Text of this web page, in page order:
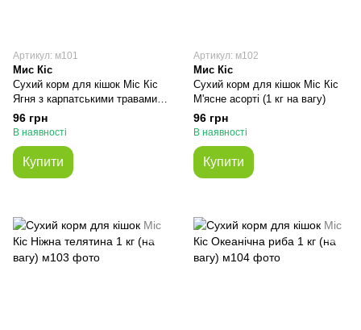
Артикул: м101
Мис Кіс
Сухий корм для кішок Міс Кіс
Ягня з карпатськими травами 1
кг (на вагу)
96 грн
В наявності
Купити
Артикул: м102
Мис Кіс
Сухий корм для кішок Міс Кіс
М'ясне асорті (1 кг на вагу)
96 грн
В наявності
Купити